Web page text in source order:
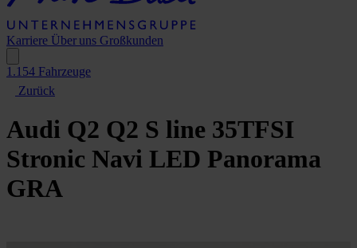
Karriere Über uns Großkunden
1.154 Fahrzeuge
Zurück
Audi Q2 Q2 S line 35TFSI
Stronic Navi LED Panorama
GRA